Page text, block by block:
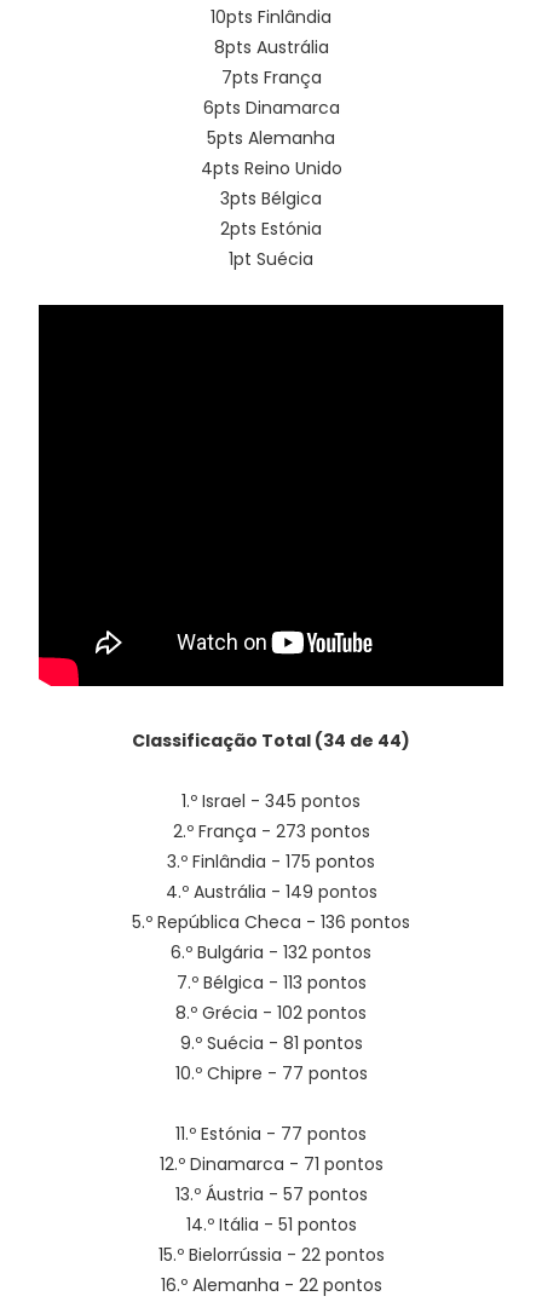
10pts Finlândia
8pts Austrália
7pts França
6pts Dinamarca
5pts Alemanha
4pts Reino Unido
3pts Bélgica
2pts Estónia
1pt Suécia
Classificação Total (34 de 44)
1.º Israel - 345 pontos
2.º França - 273 pontos
3.º Finlândia - 175 pontos
4.º Austrália - 149 pontos
5.º República Checa - 136 pontos
6.º Bulgária - 132 pontos
7.º Bélgica - 113 pontos
8.º Grécia - 102 pontos
9.º Suécia - 81 pontos
10.º Chipre - 77 pontos
11.º Estónia - 77 pontos
12.º Dinamarca - 71 pontos
13.º Áustria - 57 pontos
14.º Itália - 51 pontos
15.º Bielorrússia - 22 pontos
16.º Alemanha - 22 pontos